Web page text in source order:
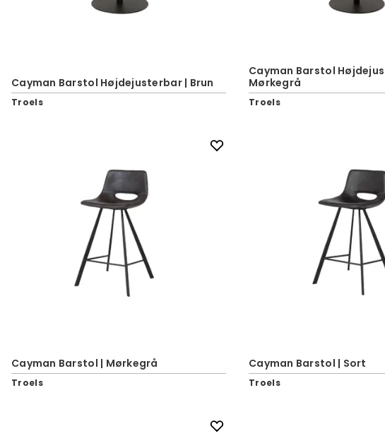
Cayman Barstol Højdejusterbar | Brun
Troels
Cayman Barstol
Mørkegrå
Troels
Cayman Barstol | Mørkegrå
Troels
Cayman Barstol | Sort
Troels